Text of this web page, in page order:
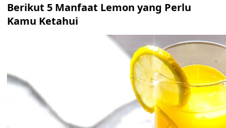
Berikut 5 Manfaat Lemon yang Perlu
Kamu Ketahui